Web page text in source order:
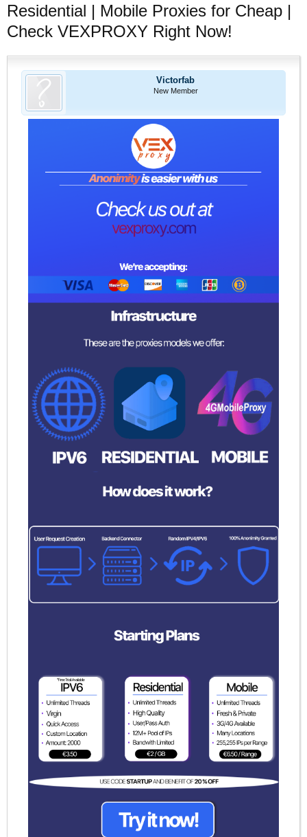
Residential | Mobile Proxies for Cheap |
Check VEXPROXY Right Now!
Victorfab
New Member